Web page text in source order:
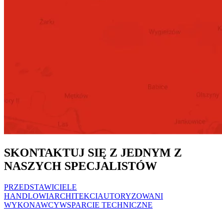
SKONTAKTUJ SIĘ Z JEDNYM Z
NASZYCH SPECJALISTÓW
PRZEDSTAWICIELE
HANDLOWIARCHITEKCIAUTORYZOWANI
WYKONAWCYWSPARCIE TECHNICZNE